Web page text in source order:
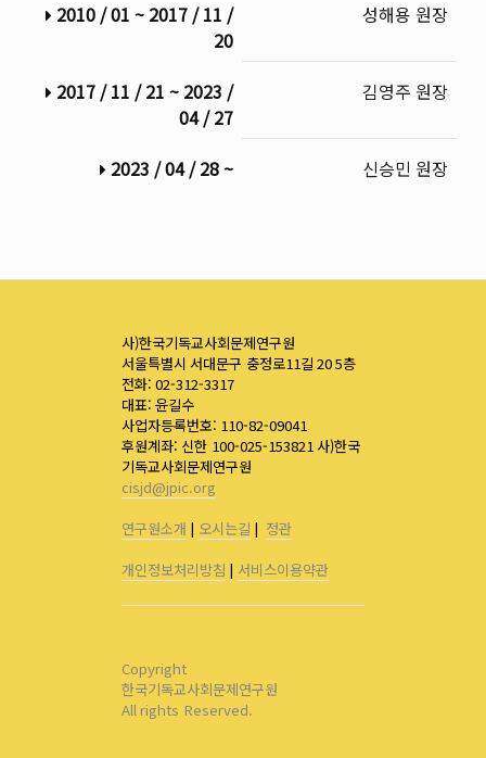
2010 / 01 ~ 2017 / 11 /
20
성해용 원장
2017 / 11 / 21 ~ 2023 /
04 / 27
김영주 원장
2023 / 04 / 28 ~ 신승민 원장
사)한국기독교사회문제연구원
서울특별시 서대문구 충정로11길 20 5층
전화: 02-312-3317
대표: 윤길수
사업자등록번호: 110-82-09041
후원계좌: 신한 100-025-153821 사)한국
기독교사회문제연구원
cisjd@jpic.org
연구원소개 | 오시는길 | 정관
개인정보처리방침 | 서비스이용약관
Copyright
한국기독교사회문제연구원
All rights Reserved.